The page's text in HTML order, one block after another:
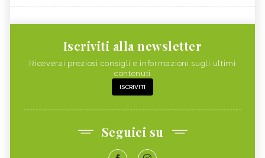
Iscriviti alla newsletter
Riceverai preziosi consigli e informazioni sugli ultimi
contenuti
ISCRIVITI
Seguici su